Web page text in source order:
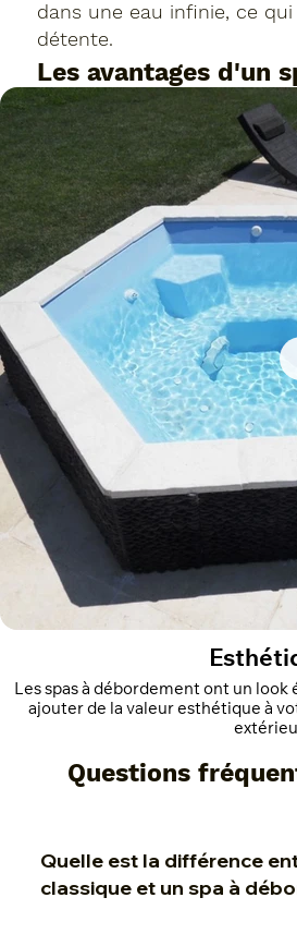
dans une eau infinie, ce
détente.
Les avantages d'un
Les spas à débordement ont un
ajouter de la valeur esthétique à
Questions
Quelle est la différence
classique et un spa à